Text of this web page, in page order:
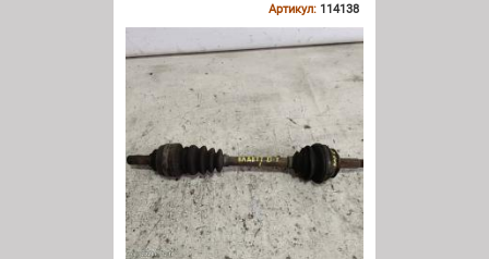
Артикул: 114138